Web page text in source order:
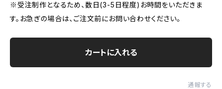
※受注制作となるため、数日(3-5日程度)お時間をいただきま
す。お急ぎの場合は、ご注文前にお問い合わせください。
カートに入れる
通報する